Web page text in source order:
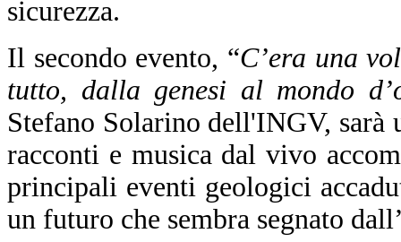
sicurezza.
Il secondo evento, “C’era una
tutto, dalla genesi al mondo
Stefano Solarino dell'INGV,
racconti e musica dal vivo
principali eventi geologici
un futuro che sembra segnato